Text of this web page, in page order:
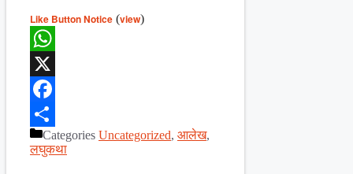
Like Button Notice (view)
WhatsApp
X
Facebook
ShareCategories Uncategorized, आलेख,
लघुकथा